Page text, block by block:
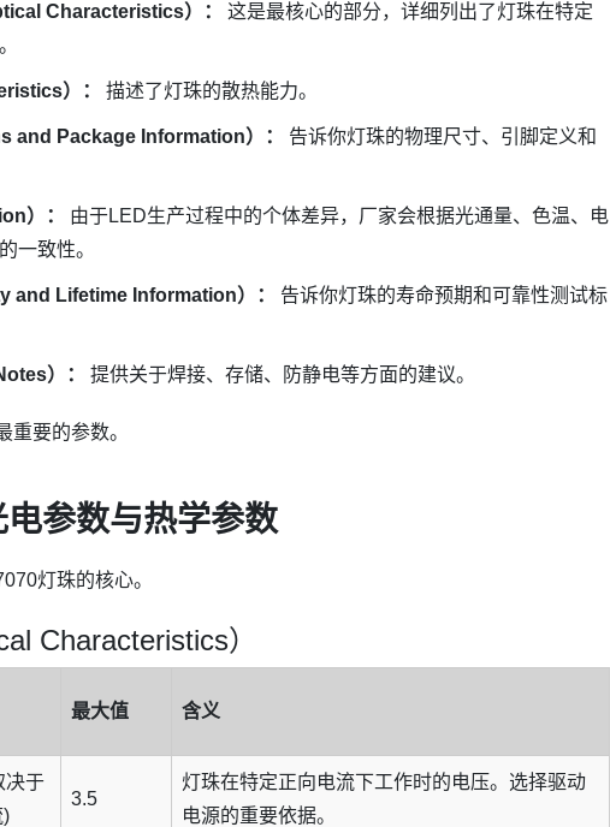
Characteristics）：
这是最核心的部分，详细列出了灯珠在特定
）： 描述了灯珠的散热能力。
and Package Information）：
告诉你灯珠的物理尺寸、引脚定义和
）：
由于LED生产过程中的个体差异，厂家会根据光通量、色温、电
一致性。
and Lifetime Information）：
告诉你灯珠的寿命预期和可靠性测试标
）： 提供关于焊接、存储、防静电等方面的建议。
重要的参数。
参数与热学参数
灯珠的核心。
Characteristics）
最大值 含义
决于
)
3.5
灯珠在特定正向电流下工作时的电压。选择驱动
电源的重要依据。